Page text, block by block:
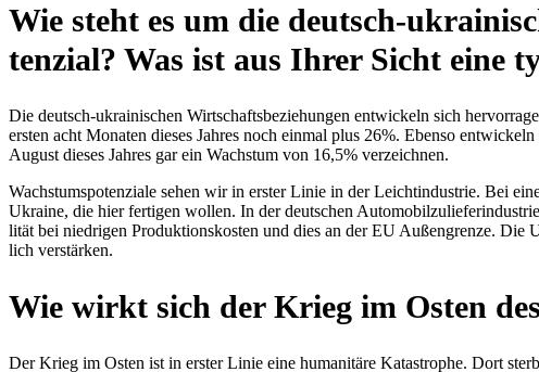
Wie steht es um die deutsch-
ten­zial? Was ist aus Ihrer Sicht eine
Die deutsch-ukrai­ni­schen Wirt­schafts­be­zie­hun­gen ent­wi­ckeln sich
ersten acht Monaten dieses Jahres noch einmal plus 26%. Ebenso
August dieses Jahres gar ein Wachs­tum von 16,5% verzeichnen.
Wachs­tums­po­ten­ziale sehen wir in erster Linie in der Leicht­in­dus­trie. Bei
Ukraine, die hier fer­ti­gen wollen. In der deut­schen
li­tät bei nied­ri­gen Pro­duk­ti­ons­kos­ten und dies an der EU Außen­grenze.
lich verstärken.
Wie wirkt sich der Krieg im Osten
Der Krieg im Osten ist in erster Linie eine huma­ni­täre Kata­stro­phe. Dort